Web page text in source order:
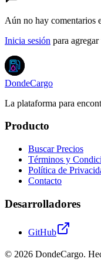
Aún no hay comentarios
Inicia sesión para
DondeCargo
La plataforma para
Producto
Buscar Precios
Términos y
Política de
Contacto
Desarrolladores
GitHub
© 2026 DondeCargo.